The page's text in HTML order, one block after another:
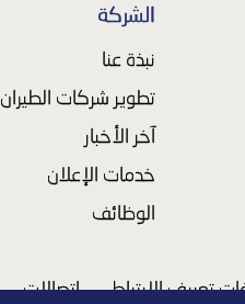
الشركة
نبذة عنا
تطوير شركات الطيران
آخر الأخبار
خدمات الإعلان
الوظائف
تعريف الارتباط اتصالات